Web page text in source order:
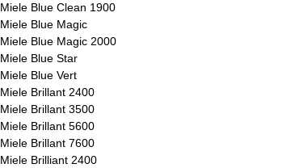
Miele Blue Clean 1900
Miele Blue Magic
Miele Blue Magic 2000
Miele Blue Star
Miele Blue Vert
Miele Brillant 2400
Miele Brillant 3500
Miele Brillant 5600
Miele Brillant 7600
Miele Brilliant 2400